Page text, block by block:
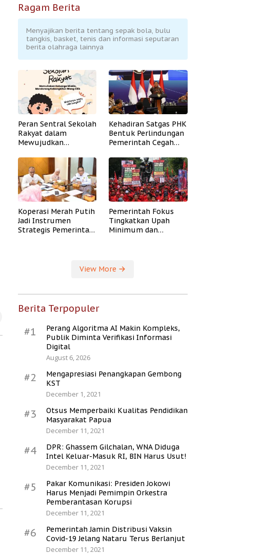
Ragam Berita
Menyajikan berita tentang sepak bola, bulu
tangkis, basket, tenis dan informasi seputaran
berita olahraga lainnya
Peran Sentral Sekolah
Rakyat dalam
Mewujudkan
Kehadiran Satgas PHK
Bentuk Perlindungan
Pemerintah Cegah
Koperasi Merah Putih
Jadi Instrumen
Strategis Pemerintah
Pemerintah Fokus
Tingkatkan Upah
Minimum dan
View More
Berita Terpopuler
#1
Perang Algoritma AI Makin Kompleks,
Publik Diminta Verifikasi Informasi
Digital
August 6, 2026
#2
Mengapresiasi Penangkapan Gembong
KST
December 1, 2021
#3
Otsus Memperbaiki Kualitas Pendidikan
Masyarakat Papua
December 11, 2021
#4
DPR: Ghassem Gilchalan, WNA Diduga
Intel Keluar-Masuk RI, BIN Harus Usut!
December 11, 2021
#5
Pakar Komunikasi: Presiden Jokowi
Harus Menjadi Pemimpin Orkestra
Pemberantasan Korupsi
December 11, 2021
#6
Pemerintah Jamin Distribusi Vaksin
Covid-19 Jelang Nataru Terus Berlanjut
December 11, 2021